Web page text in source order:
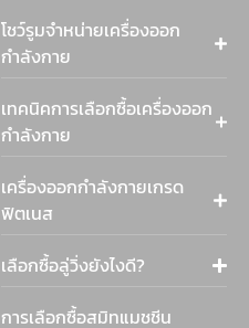
โชว์รูมจำหน่ายเครื่องออก
กำลังกาย
เทคนิคการเลือกซื้อเครื่องออก
กำลังกาย
เครื่องออกกำลังกายเกรด
ฟิตเนส
เลือกซื้อลู่วิ่งยังไงดี?
การเลือกซื้อสมิทแมชชีน